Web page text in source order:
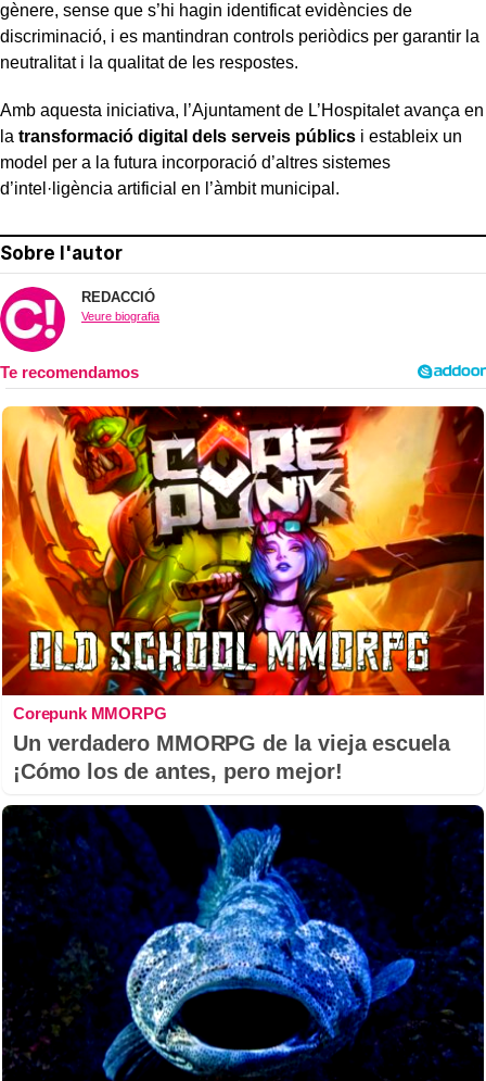
gènere, sense que s’hi hagin identificat evidències de
discriminació, i es mantindran controls periòdics per garantir la
neutralitat i la qualitat de les respostes.
Amb aquesta iniciativa, l’Ajuntament de L’Hospitalet avança en
la transformació digital dels serveis públics i estableix un
model per a la futura incorporació d’altres sistemes
d’intel·ligència artificial en l’àmbit municipal.
Sobre l'autor
REDACCIÓ
Veure biografia
Corepunk MMORPG
Un verdadero MMORPG de la vieja escuela
¡Cómo los de antes, pero mejor!